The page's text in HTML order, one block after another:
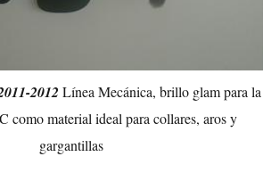
2012 Línea Mecánica, brillo glam para la
como material ideal para collares, aros y
gargantillas